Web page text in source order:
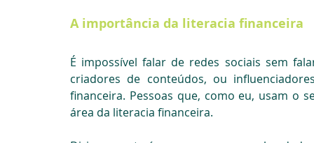
A importância da literacia financeira
É impossível falar de redes sociais sem
criadores de conteúdos, ou
financeira. Pessoas que, como eu, usam o
área da literacia financeira.